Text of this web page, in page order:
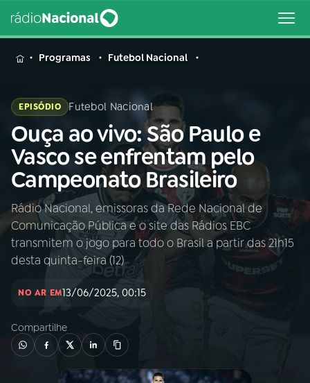
MENU
Buscar
na
Rádio
Nacional
Buscar
AO VIVO
01 INÍCIO
02A RÁDIO
03 PROGRAMAÇÃO
Programas Futebol Nacional
EPISÓDIO Futebol Nacional
Ouça ao vivo: São Paulo e
Vasco se enfrentam pelo
Campeonato Brasileiro
Rádio Nacional, emissoras da Rede Nacional de
Comunicação Pública e o site das Rádios EBC
transmitem o jogo para todo o Brasil a partir das 21h15
desta quinta-feira (12)
NO AR EM13/06/2025, 00:15
Compartilhe